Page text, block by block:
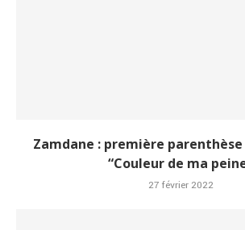
Zamdane : première
“Couleur de ma
27 février 2022